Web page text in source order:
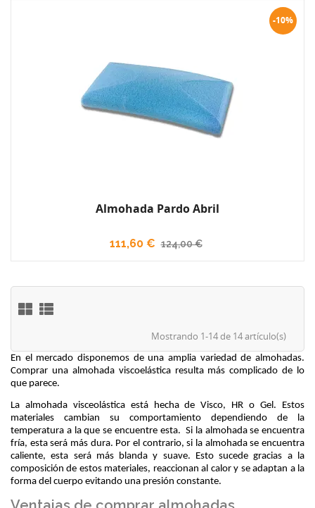
-10%
Almohada Pardo Abril
111,60 € 124,00 €
Mostrando 1-14 de 14 artículo(s)
En el mercado disponemos de una amplia variedad de almohadas.
Comprar una almohada viscoelástica resulta más complicado de lo
que parece.
La almohada visceolástica está hecha de Visco, HR o Gel. Estos
materiales cambian su comportamiento dependiendo de la
temperatura a la que se encuentre esta.  Si la almohada se encuentra
fría, esta será más dura. Por el contrario, si la almohada se encuentra
caliente, esta será más blanda y suave. Esto sucede gracias a la
composición de estos materiales, reaccionan al calor y se adaptan a la
forma del cuerpo evitando una presión constante.